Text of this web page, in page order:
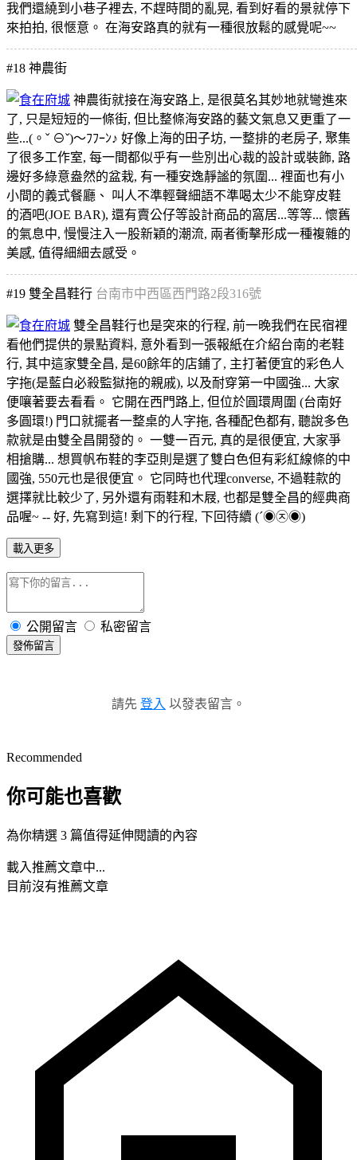
我們還繞到小巷子裡去, 不趕時間的亂晃, 看到好看的景就停下
來拍拍, 很愜意。 在海安路真的就有一種很放鬆的感覺呢~~
#18 神農街
神農街就接在海安路上, 是很莫名其妙地就彎進來
了, 只是短短的一條街, 但比整條海安路的藝文氣息又更重了一
些...(。ˇ ⊖ˇ)～ﾌﾌｰﾝ♪ 好像上海的田子坊, 一整排的老房子, 聚集
了很多工作室, 每一間都似乎有一些別出心裁的設計或裝飾, 路
邊好多綠意盎然的盆栽, 有一種安逸靜謐的氛圍... 裡面也有小
小間的義式餐廳、 叫人不準輕聲細語不準喝太少不能穿皮鞋
的酒吧(JOE BAR), 還有賣公仔等設計商品的窩居...等等... 懷舊
的氣息中, 慢慢注入一股新穎的潮流, 兩者衝擊形成一種複雜的
美感, 值得細細去感受。
#19 雙全昌鞋行 台南市中西區西門路2段316號
雙全昌鞋行也是突來的行程, 前一晚我們在民宿裡
看他們提供的景點資料, 意外看到一張報紙在介紹台南的老鞋
行, 其中這家雙全昌, 是60餘年的店鋪了, 主打著便宜的彩色人
字拖(是藍白必殺監獄拖的親戚), 以及耐穿第一中國強... 大家
便嚷著要去看看。 它開在西門路上, 但位於圓環周圍 (台南好
多圓環!) 門口就擺者一整桌的人字拖, 各種配色都有, 聽說多色
款就是由雙全昌開發的。 一雙一百元, 真的是很便宜, 大家爭
相搶購... 想買帆布鞋的李亞則是選了雙白色但有彩紅線條的中
國強, 550元也是很便宜。 它同時也代理converse, 不過鞋款的
選擇就比較少了, 另外還有雨鞋和木屐, 也都是雙全昌的經典商
品喔~ -- 好, 先寫到這! 剩下的行程, 下回待續 (´◉㉨◉)
載入更多
公開留言 私密留言
發佈留言
請先 登入 以發表留言。
Recommended
你可能也喜歡
為你精選 3 篇值得延伸閱讀的內容
載入推薦文章中...
目前沒有推薦文章